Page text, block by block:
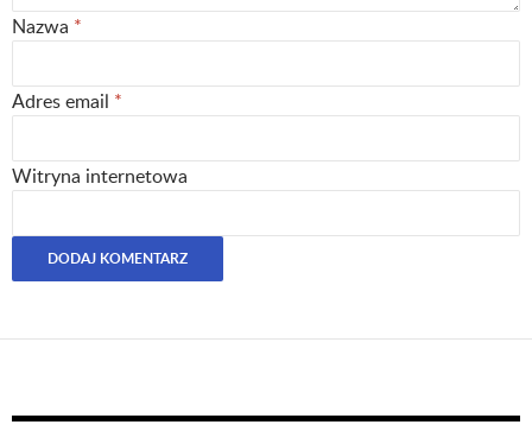
Nazwa *
Adres email *
Witryna internetowa